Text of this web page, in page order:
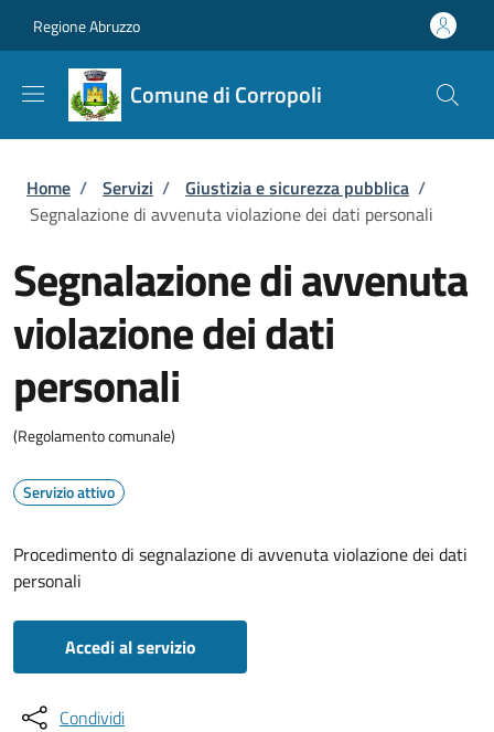
Regione Abruzzo
Comune di Corropoli
Briciole di pane
Home / Servizi / Giustizia e sicurezza pubblica /
Segnalazione di avvenuta violazione dei dati personali
Segnalazione di avvenuta
violazione dei dati
personali
(Regolamento comunale)
Servizio attivo
Procedimento di segnalazione di avvenuta violazione dei dati
personali
Accedi al servizio
Condividi